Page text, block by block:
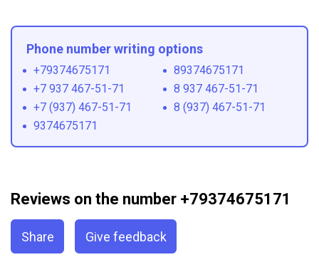
Phone number writing options
+79374675171
89374675171
+7 937 467-51-71
8 937 467-51-71
+7 (937) 467-51-71
8 (937) 467-51-71
9374675171
Reviews on the number +79374675171
Share Give feedback